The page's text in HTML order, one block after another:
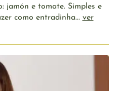
jamón e tomate. Simples e
como entradinha... ver